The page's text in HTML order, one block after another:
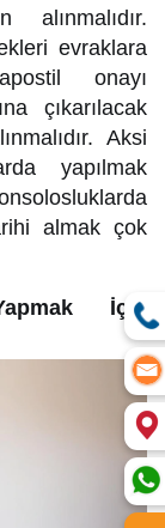
evraklara
onayı
çıkarılacak
Aksi
yapılmak
almak çok
İçin